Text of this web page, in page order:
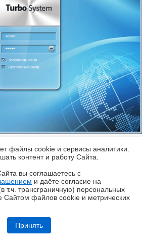
11" (2026): тонкий металлический
авторизации QTS 4.0
сетевой
операционной
3.8.2, а для работы с нашей
уже новая версия 4.0.2. В ней
отличий, о которых имеет
файлы cookie и сервисы аналитики.
контент и работу Cайта.
вы соглашаетесь с
и даёте согласие на
т.ч. трансграничную) персональных
Cайтом файлов cookie и метрических
Принять